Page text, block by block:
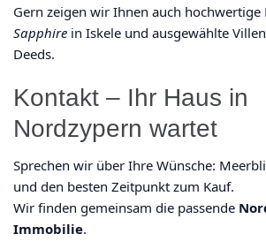
Gern zeigen wir Ihnen auch hochwertige
Sapphire in Iskele und ausgewählte
Deeds.
Kontakt – Ihr Haus in
Nordzypern wartet
Sprechen wir über Ihre Wünsche:
und den besten Zeitpunkt zum Kauf.
Wir finden gemeinsam die passende
Immobilie.